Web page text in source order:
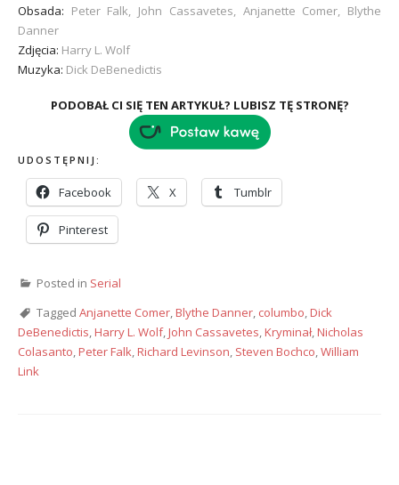
Obsada: Peter Falk, John Cassavetes, Anjanette Comer, Blythe
Danner
Zdjęcia: Harry L. Wolf
Muzyka: Dick DeBenedictis
PODOBAŁ CI SIĘ TEN ARTYKUŁ? LUBISZ TĘ STRONĘ?
UDOSTĘPNIJ:
Facebook X Tumblr
Pinterest
Posted in Serial
Tagged Anjanette Comer Blythe Danner columbo Dick
DeBenedictis Harry L. Wolf, John Cassavetes Kryminał, Nicholas
Colasanto Peter Falk Richard Levinson Steven Bochco William
Link